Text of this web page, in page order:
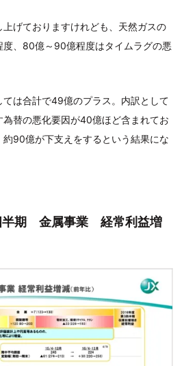
げておりますけれども、天然ガスの
度、80億～90億程度はタイムラグの悪
は合計で49億のプラス。内訳として
替の悪化要因が40億ほど含まれてお
約90億が下支えをするという結果にな
期 金属事業 経常利益増